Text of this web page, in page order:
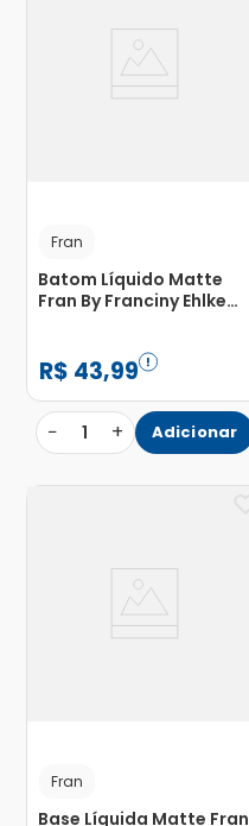
Fran
Batom Líquido Matte
Fran By Franciny Ehlke
R$ 43,99
− 1 + Adicionar
Fran
Base Líquida Matte Fran